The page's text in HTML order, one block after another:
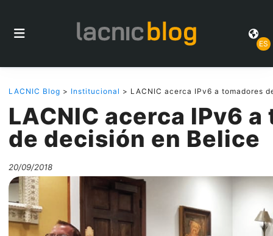
ES
LACNIC Blog > Institucional > LACNIC acerca IPv6 a tomadores
LACNIC acerca IPv6
de decisión en Belice
20/09/2018